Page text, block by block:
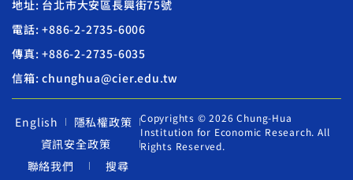
地址: 台北市大安區長興街75號
電話: +886-2-2735-6006
傳真: +886-2-2735-6035
信箱: chunghua@cier.edu.tw
English
隱私權政策
資訊安全政策
聯絡我們
搜尋
Copyrights © 2026 Chung-Hua
Institution for Economic Research. All
Rights Reserved.